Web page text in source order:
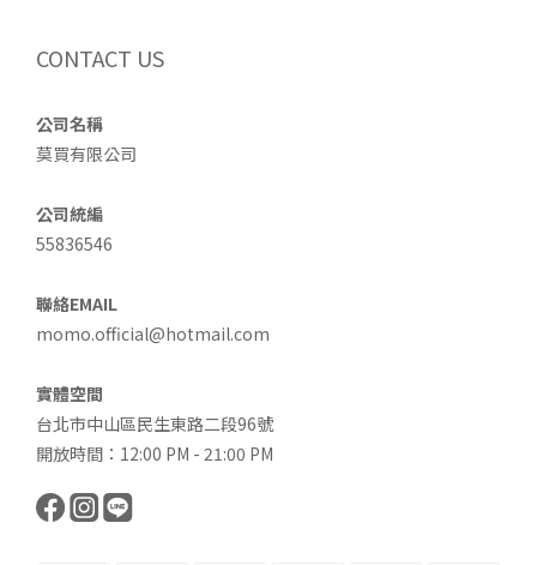
CONTACT US
公司名稱
莫買有限公司
公司統編
55836546
聯絡EMAIL
momo.official@hotmail.com
實體空間
台北市中山區民生東路二段96號
開放時間：12:00 PM - 21:00 PM